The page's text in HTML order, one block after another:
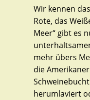
Wir kennen
Rote, das
Meer“ gibt es
mehr übers
die
herumlaviert